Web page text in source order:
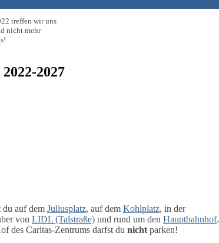
treffen wir uns
nicht mehr
2027
du auf dem Juliusplatz, auf dem Kohlplatz, in der
von LIDL (Talstraße) und rund um den Hauptbahnhof.
des Caritas-Zentrums darfst du nicht parken!